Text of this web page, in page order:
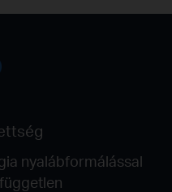
nyalábformálással